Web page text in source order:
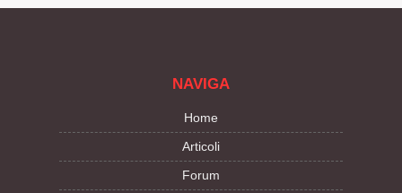
NAVIGA
Home
Articoli
Forum